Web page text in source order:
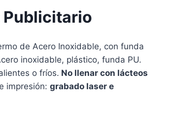
Publicitario
de Acero Inoxidable, con funda
inoxidable, plástico, funda PU.
o fríos. No llenar con lácteos
impresión: grabado laser e